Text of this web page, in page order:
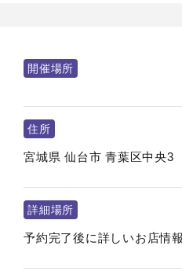
開催場所
住所
宮城県 仙台市 青葉区中央3
詳細場所
予約完了後に詳しいお店情